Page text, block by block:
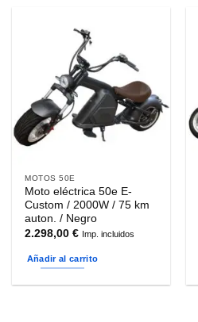
MOTOS 50E
Moto eléctrica 50e E-
Custom / 2000W / 75 km
auton. / Negro
2.298,00€ Imp. incluidos
Añadir al carrito